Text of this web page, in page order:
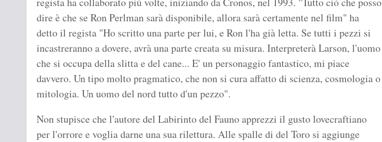
dire è che se Ron Perlman sarà disponibile, allora sarà certamente nel film" ha
detto il regista "Ho scritto una parte per lui, e Ron l'ha già letta. Se tutti i pezzi si
incastreranno a dovere, avrà una parte creata su misura. Interpreterà Larson, l'uomo
che si occupa della slitta e del cane... E' un personaggio fantastico, mi piace
davvero. Un tipo molto pragmatico, che non si cura affatto di scienza, cosmologia o
mitologia. Un uomo del nord tutto d'un pezzo".
Non stupisce che l'autore del Labirinto del Fauno apprezzi il gusto lovecraftiano
per l'orrore e voglia darne una sua rilettura. Alle spalle di del Toro si aggiunge